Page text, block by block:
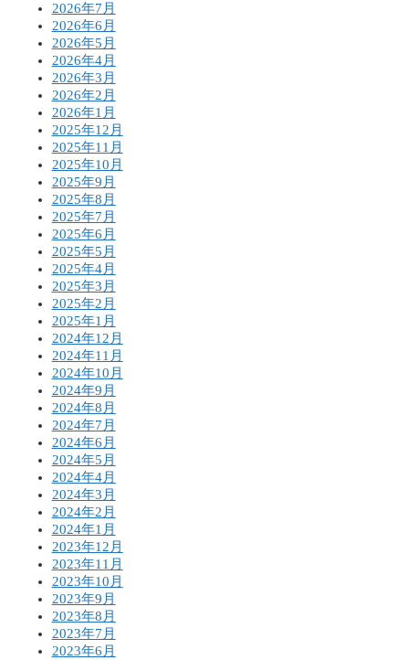
2026年7月
2026年6月
2026年5月
2026年4月
2026年3月
2026年2月
2026年1月
2025年12月
2025年11月
2025年10月
2025年9月
2025年8月
2025年7月
2025年6月
2025年5月
2025年4月
2025年3月
2025年2月
2025年1月
2024年12月
2024年11月
2024年10月
2024年9月
2024年8月
2024年7月
2024年6月
2024年5月
2024年4月
2024年3月
2024年2月
2024年1月
2023年12月
2023年11月
2023年10月
2023年9月
2023年8月
2023年7月
2023年6月